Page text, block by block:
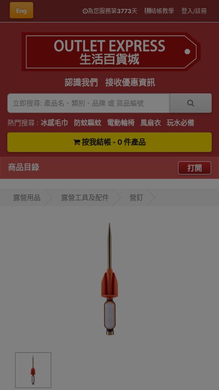
Eng 為您服務第3773天 結帳教學 登入/註冊
認識我們 接收優惠資訊
熱門搜尋 : 冰感毛巾 防蚊驅蚊 電動輪椅 風扇衣 玩水必備
按我結帳 - 0 件產品
商品目錄 打開
露營用品 露營工具及配件 營釘